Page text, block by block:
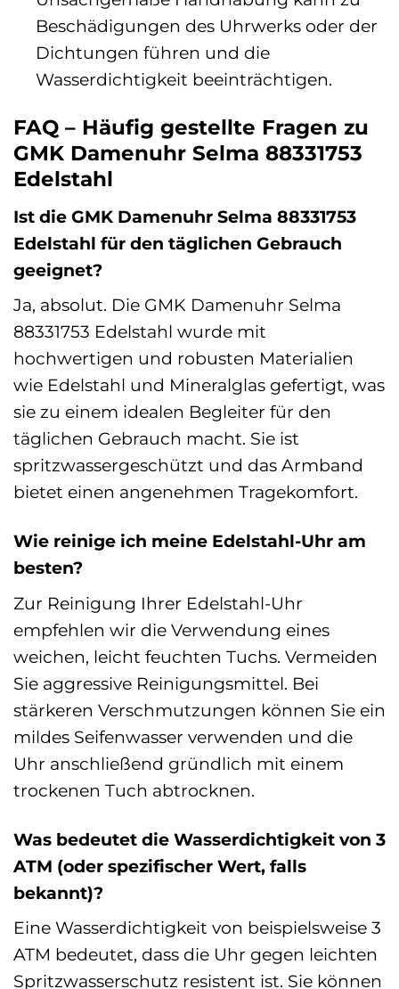
Beschädigungen des Uhrwerks oder der
Dichtungen führen und die
Wasserdichtigkeit beeinträchtigen.
FAQ – Häufig gestellte Fragen zu
GMK Damenuhr Selma 88331753
Edelstahl
Ist die GMK Damenuhr Selma 88331753
Edelstahl für den täglichen Gebrauch
geeignet?
Ja, absolut. Die GMK Damenuhr Selma
88331753 Edelstahl wurde mit
hochwertigen und robusten Materialien
wie Edelstahl und Mineralglas gefertigt, was
sie zu einem idealen Begleiter für den
täglichen Gebrauch macht. Sie ist
spritzwassergeschützt und das Armband
bietet einen angenehmen Tragekomfort.
Wie reinige ich meine Edelstahl-Uhr am
besten?
Zur Reinigung Ihrer Edelstahl-Uhr
empfehlen wir die Verwendung eines
weichen, leicht feuchten Tuchs. Vermeiden
Sie aggressive Reinigungsmittel. Bei
stärkeren Verschmutzungen können Sie ein
mildes Seifenwasser verwenden und die
Uhr anschließend gründlich mit einem
trockenen Tuch abtrocknen.
Was bedeutet die Wasserdichtigkeit von 3
ATM (oder spezifischer Wert, falls
bekannt)?
Eine Wasserdichtigkeit von beispielsweise 3
ATM bedeutet, dass die Uhr gegen leichten
Spritzwasserschutz resistent ist. Sie können